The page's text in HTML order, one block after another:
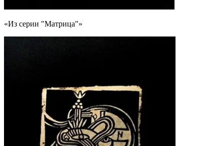
«Из серии "Матрица"»